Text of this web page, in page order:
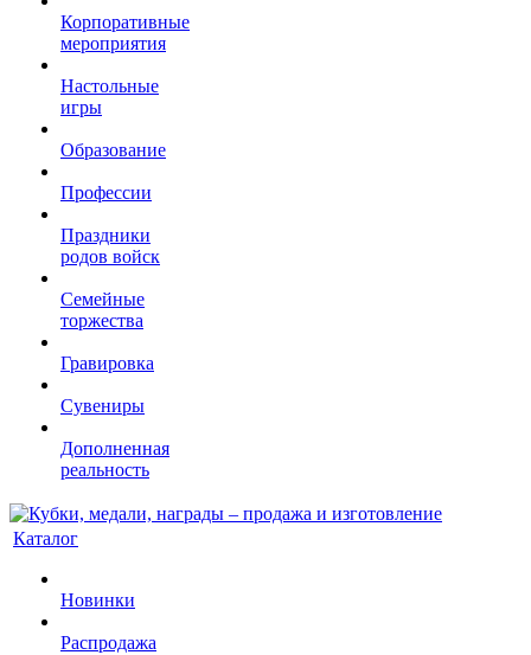
Корпоративные
мероприятия
Настольные
игры
Образование
Профессии
Праздники
родов войск
Семейные
торжества
Гравировка
Сувениры
Дополненная
реальность
Каталог
Новинки
Распродажа